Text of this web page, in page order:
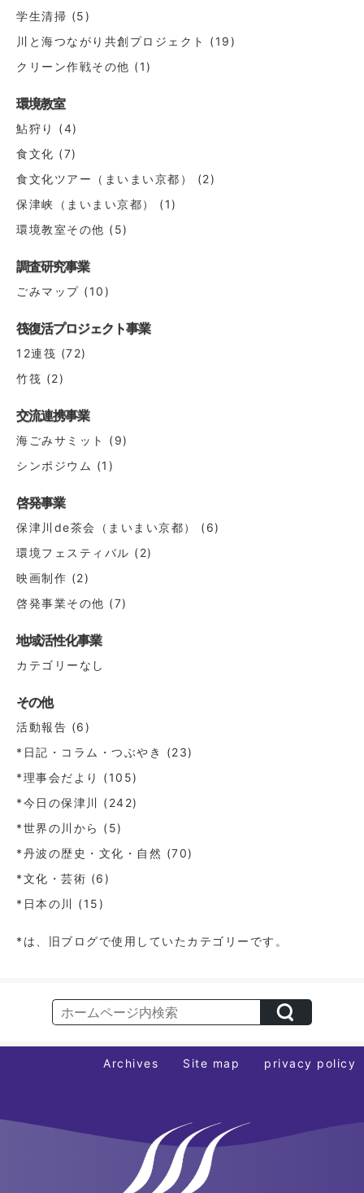
学生清掃 (5)
川と海つながり共創プロジェクト
(19)
クリーン作戦その他 (1)
環境教室
鮎狩り
(4)
食文化 (7)
食文化ツアー（まいまい京都）
(2)
保津峡（まいまい京都）
(1)
環境教室その他 (5)
調査研究事業
ごみマップ (10)
筏復活プロジェクト事業
12連筏 (72)
竹筏 (2)
交流連携事業
海ごみサミット
(9)
シンポジウム (1)
啓発事業
保津川de茶会（まいまい京都）
(6)
環境フェスティバル (2)
映画制作 (2)
啓発事業その他 (7)
地域活性化事業
カテゴリーなし
その他
活動報告 (6)
*日記・コラム・つぶやき
(23)
*理事会だより
(105)
*今日の保津川 (242)
*世界の川から (5)
*丹波の歴史・文化・自然 (70)
*文化・芸術 (6)
*日本の川 (15)
*は、旧ブログで使用していたカテゴリーです。
Archives Site map privacy policy